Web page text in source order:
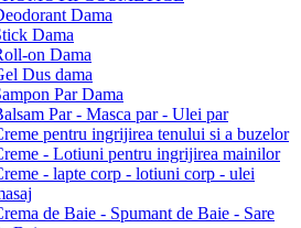
Dama
Dama
on Dama
Dus dama
Par Dama
Par - Masca par - Ulei par
pentru ingrijirea tenului si a buzelor
- Lotiuni pentru ingrijirea mainilor
- lapte corp - lotiuni corp - ulei
de Baie - Spumant de Baie - Sare